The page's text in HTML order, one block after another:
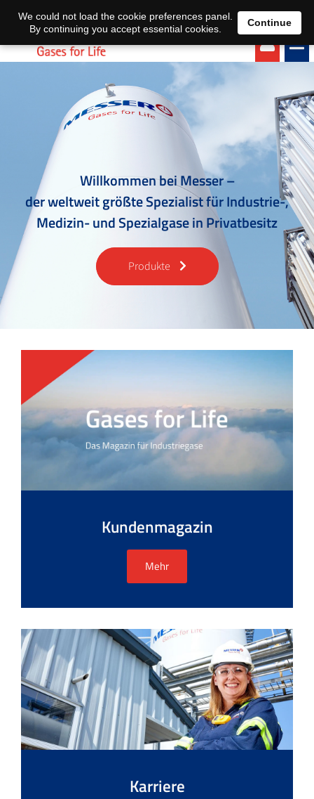
EN DE
Willkommen bei Messer –
der weltweit größte Spezialist für Industrie-,
Medizin- und Spezialgase in Privatbesitz
Produkte
Kundenmagazin
Mehr
Karriere
We could not load the cookie preferences panel.
By continuing you accept essential cookies.
Continue